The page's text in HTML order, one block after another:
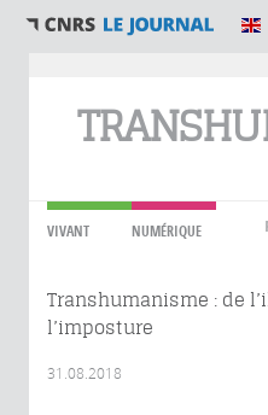
VIVANT NUMÉRIQUE
Transhumanisme : de
l’imposture
31.08.2018